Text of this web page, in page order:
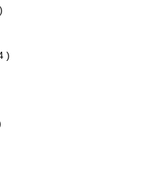
)